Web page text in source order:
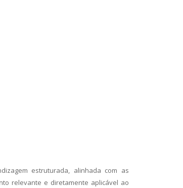
estruturada, alinhada com as
relevante e diretamente aplicável ao